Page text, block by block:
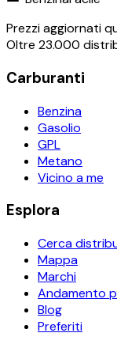
Prezzi aggiornati
Oltre 23.000
Carburanti
Benzina
Gasolio
GPL
Metano
Vicino a me
Esplora
Cerca
Mappa
Marchi
Andamento
Blog
Preferiti